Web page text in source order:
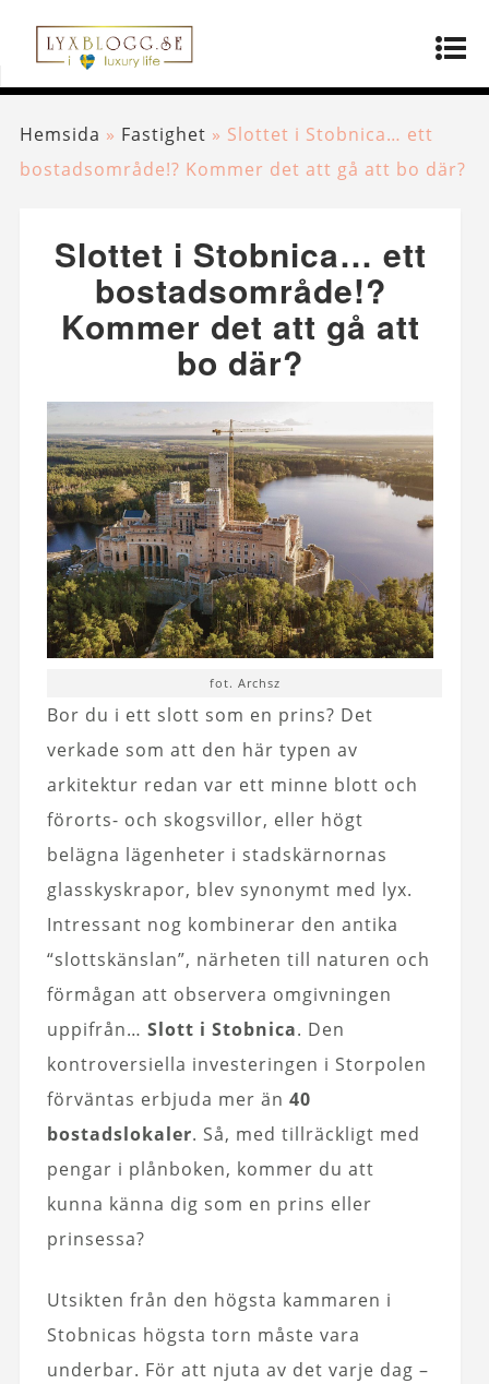
Hemsida » Fastighet » Slottet i Stobnica… ett
bostadsområde!? Kommer det att gå att bo där?
Slottet i Stobnica… ett
bostadsområde!?
Kommer det att gå att
bo där?
fot. Archsz
Bor du i ett slott som en prins? Det
verkade som att den här typen av
arkitektur redan var ett minne blott och
förorts- och skogsvillor, eller högt
belägna lägenheter i stadskärnornas
glasskyskrapor, blev synonymt med lyx.
Intressant nog kombinerar den antika
“slottskänslan”, närheten till naturen och
förmågan att observera omgivningen
uppifrån… Slott i Stobnica. Den
kontroversiella investeringen i Storpolen
förväntas erbjuda mer än 40
bostadslokaler. Så, med tillräckligt med
pengar i plånboken, kommer du att
kunna känna dig som en prins eller
prinsessa?
Utsikten från den högsta kammaren i
Stobnicas högsta torn måste vara
underbar. För att njuta av det varje dag –